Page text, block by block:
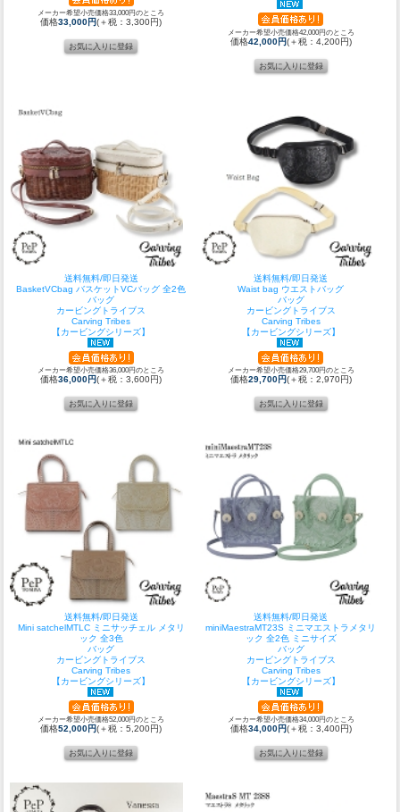
メーカー希望小売価格33,000円のところ
価格33,000円(＋税：3,300円)
メーカー希望小売価格42,000円のところ
価格42,000円(＋税：4,200円)
送料無料/即日発送
BasketVCbag バスケットVCバッグ 全2色
バッグ
カービングトライブス
Carving Tribes
【カービングシリーズ】
メーカー希望小売価格36,000円のところ
価格36,000円(＋税：3,600円)
送料無料/即日発送
Waist bag ウエストバッグ
バッグ
カービングトライブス
Carving Tribes
【カービングシリーズ】
メーカー希望小売価格29,700円のところ
価格29,700円(＋税：2,970円)
送料無料/即日発送
Mini satchelMTLC ミニサッチェル メタリ
ック 全3色
バッグ
カービングトライブス
Carving Tribes
【カービングシリーズ】
メーカー希望小売価格52,000円のところ
価格52,000円(＋税：5,200円)
送料無料/即日発送
miniMaestraMT23S ミニマエストラメタリ
ック 全2色 ミニサイズ
バッグ
カービングトライブス
Carving Tribes
【カービングシリーズ】
メーカー希望小売価格34,000円のところ
価格34,000円(＋税：3,400円)